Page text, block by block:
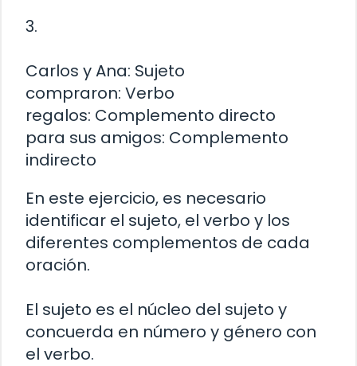
3.
Carlos y Ana: Sujeto
compraron: Verbo
regalos: Complemento directo
para sus amigos: Complemento
indirecto
En este ejercicio, es necesario
identificar el sujeto, el verbo y los
diferentes complementos de cada
oración.
El sujeto es el núcleo del sujeto y
concuerda en número y género con
el verbo.